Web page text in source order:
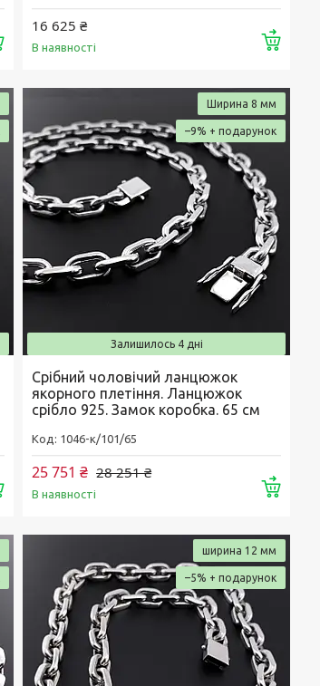
Купити
16 625 ₴
В наявності
Купити
Ширина 8 мм
–9%
Залишилось 4 дні
Срібний чоловічий ланцюжок
якорного плетіння. Ланцюжок
срібло 925. Замок коробка. 65 см
1046-к/101/65
28 251 ₴
25 751 ₴
В наявності
ширина 12 мм
–5%